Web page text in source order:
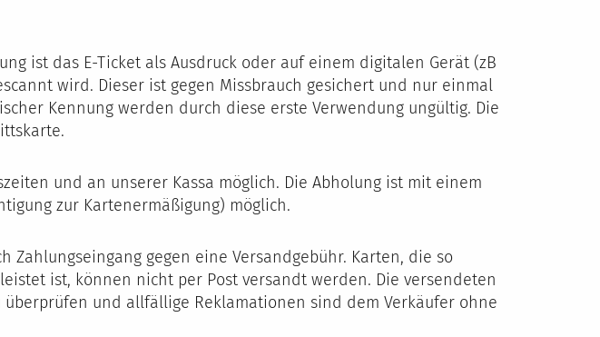
ist das E-Ticket als Ausdruck oder auf einem digitalen Gerät (zB
wird. Dieser ist gegen Missbrauch gesichert und nur einmal
Kennung werden durch diese erste Verwendung ungültig. Die
und an unserer Kassa möglich. Die Abholung ist mit einem
zur Kartenermäßigung) möglich.
gegen eine Versandgebühr. Karten, die so
ist, können nicht per Post versandt werden. Die versendeten
und allfällige Reklamationen sind dem Verkäufer ohne